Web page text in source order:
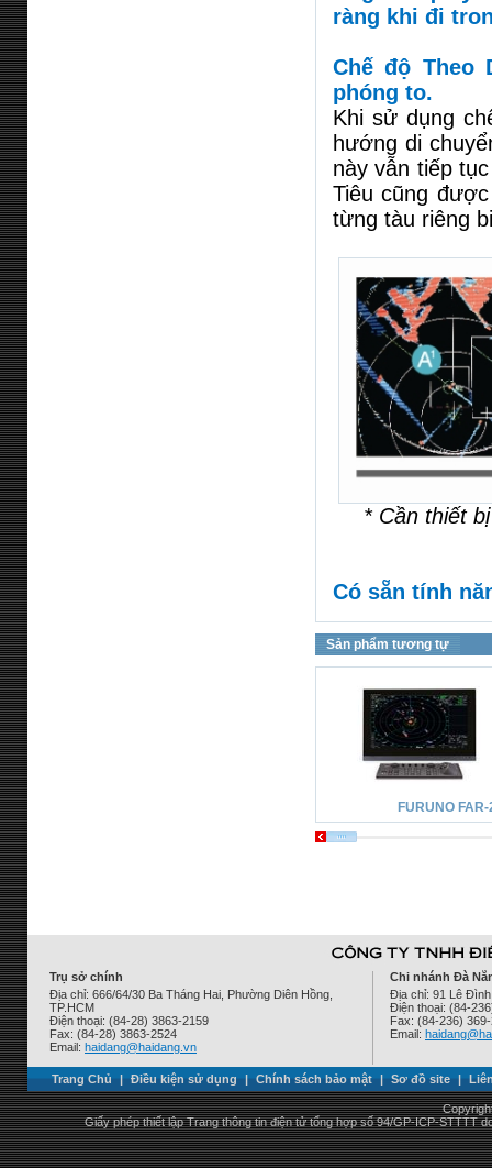
ràng khi đi
Chế độ Theo
phóng to.
Khi sử dụng
hướng di
này vẫn tiếp
Tiêu cũng
từng tàu riêng
* Cần thiết
Có sẵn tính
Sản phẩm tương tự
FURUNO
Trụ sở chính
Địa chỉ: 666/64/30 Ba Tháng Hai, Phường Diên Hồng,
TP.HCM
Điện thoại: (84-28) 3863-2159
Fax: (84-28) 3863-2524
Email: haidang@haidang.vn
Chi nhánh Đà
Địa chỉ: 91 Lê
Điện thoại: (84-
Fax: (84-236)
Email:
Trang Chủ | Điều kiện sử dụng | Chính sách bảo mật | Sơ đồ site |
Giấy phép thiết lập Trang thông tin điện tử tổng hợp số 94/GP-ICP-STTTT